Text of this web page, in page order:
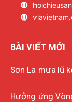
BÀI VIẾT MỚI
Sơn La mưa lũ
Hưởng ứng